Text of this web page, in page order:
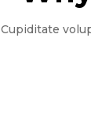
Cupiditate